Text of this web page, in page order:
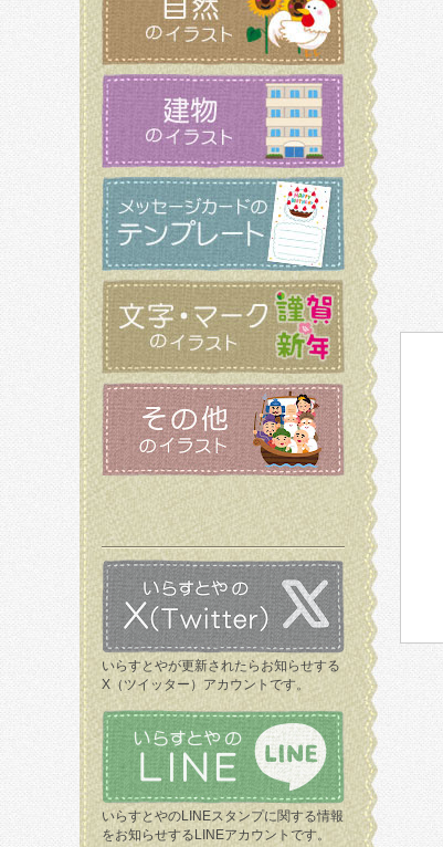
いらすとやが更新されたらお知らせする
X（ツイッター）アカウントです。
いらすとやのLINEスタンプに関する情報
をお知らせするLINEアカウントです。